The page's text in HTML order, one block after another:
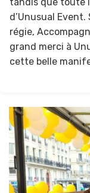
d’Unusual
régie,
grand merci à
cette belle